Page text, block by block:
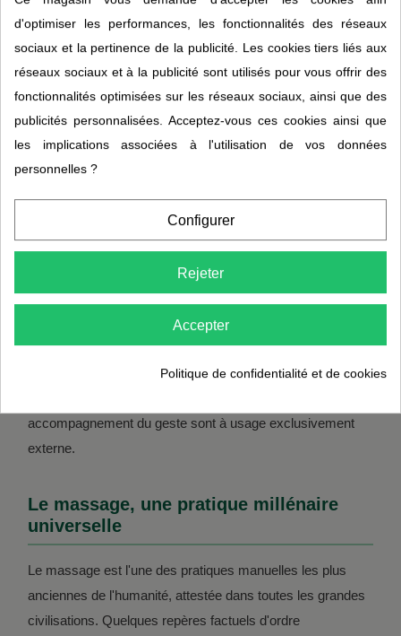
bien-être corporel
Une présentation des grandes traditions de
massage, des huiles végétales de support, des
baumes traditionnels et des accessoires de
relaxation.
Cette sous-catégorie rassemble des produits cosmétiques
et accessoires à usage externe destinés à la pratique du
végétales et d'huiles essentielles,
asiatiques et ayurvédiques,sels de bainetbougies de
. Le massage est une pratique manuelle
ancestrale, présente dans toutes les cultures du monde,
qui consiste à exercer différentes manœuvres avec les
accompagnement du geste sont à usage exclusivement
externe.
Le massage, une pratique millénaire
universelle
Le massage est l'une des pratiques manuelles les plus
anciennes de l'humanité, attestée dans toutes les grandes
civilisations. Quelques repères factuels d'ordre
d'optimiser les performances, les fonctionnalités des réseaux
sociaux et la pertinence de la publicité. Les cookies tiers liés aux
réseaux sociaux et à la publicité sont utilisés pour vous offrir des
fonctionnalités optimisées sur les réseaux sociaux, ainsi que des
publicités personnalisées. Acceptez-vous ces cookies ainsi que
les implications associées à l'utilisation de vos données
personnelles ?
Configurer
Rejeter
Accepter
Politique de confidentialité et de cookies